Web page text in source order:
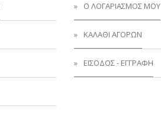
Ο ΛΟΓΑΡΙΑΣΜΟΣ ΜΟΥ
ΚΑΛΑΘΙ ΑΓΟΡΩΝ
ΕΙΣΟΔΟΣ - ΕΓΓΡΑΦΗ